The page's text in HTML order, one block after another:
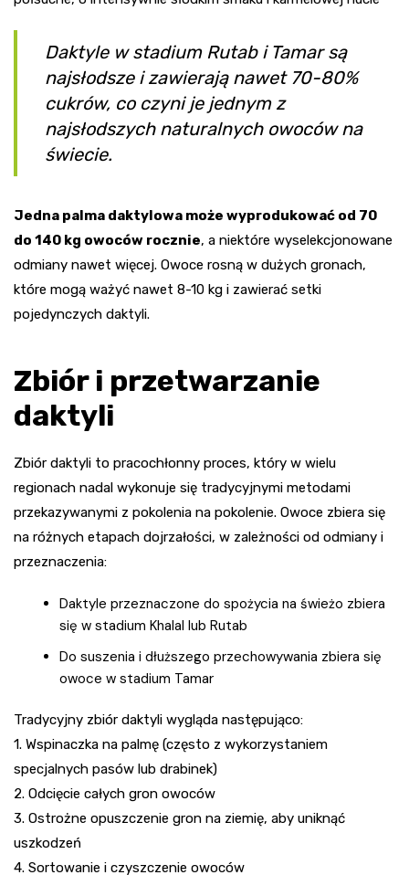
Daktyle w stadium Rutab i Tamar są
najsłodsze i zawierają nawet 70-80%
cukrów, co czyni je jednym z
najsłodszych naturalnych owoców na
świecie.
Jedna palma daktylowa może wyprodukować od 70
do 140 kg owoców rocznie, a niektóre wyselekcjonowane
odmiany nawet więcej. Owoce rosną w dużych gronach,
które mogą ważyć nawet 8-10 kg i zawierać setki
pojedynczych daktyli.
Zbiór i przetwarzanie
daktyli
Zbiór daktyli to pracochłonny proces, który w wielu
regionach nadal wykonuje się tradycyjnymi metodami
przekazywanymi z pokolenia na pokolenie. Owoce zbiera się
na różnych etapach dojrzałości, w zależności od odmiany i
przeznaczenia:
Daktyle przeznaczone do spożycia na świeżo zbiera
się w stadium Khalal lub Rutab
Do suszenia i dłuższego przechowywania zbiera się
owoce w stadium Tamar
Tradycyjny zbiór daktyli wygląda następująco:
1. Wspinaczka na palmę (często z wykorzystaniem
specjalnych pasów lub drabinek)
2. Odcięcie całych gron owoców
3. Ostrożne opuszczenie gron na ziemię, aby uniknąć
uszkodzeń
4. Sortowanie i czyszczenie owoców